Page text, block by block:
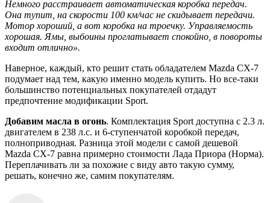
Немного расстраивает автоматическая коробка передач.
Она тупит, на скорости 100 км/час не скидывает передачи.
Мотор хороший, а вот коробка на троечку. Управляемость
хорошая. Ямы, выбоины проглатывает спокойно, в повороты
входит отлично».
Наверное, каждый, кто решит стать обладателем Mazda CX-7
подумает над тем, какую именно модель купить. Но все-таки
большинство потенциальных покупателей отдадут
предпочтение модификации Sport.
Добавим масла в огонь. Комплектация Sport доступна с 2.3 л.
двигателем в 238 л.с. и 6-ступенчатой коробкой передач,
полноприводная. Разница этой модели с самой дешевой
Mazda CX-7 равна примерно стоимости Лада Приора (Норма).
Переплачивать ли за похожие с виду авто такую сумму,
решать, конечно же, самим покупателям.